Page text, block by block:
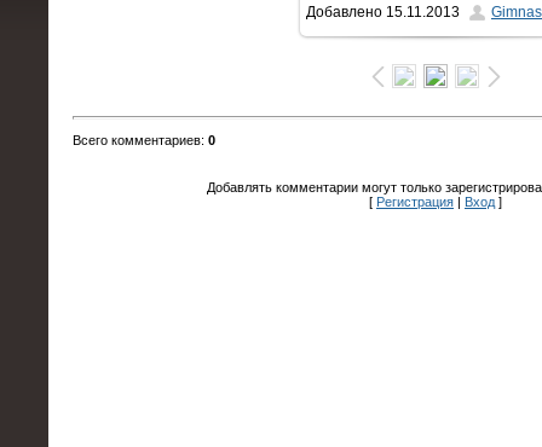
1066x1600/ 116.8Kb
Добавлено 15.11.2013
Всего комментариев: 0
Добавлять комментарии могут только
[ Регистрация Вход]